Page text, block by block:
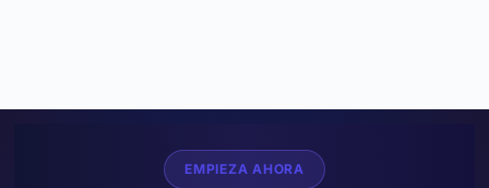
EMPIEZA AHORA